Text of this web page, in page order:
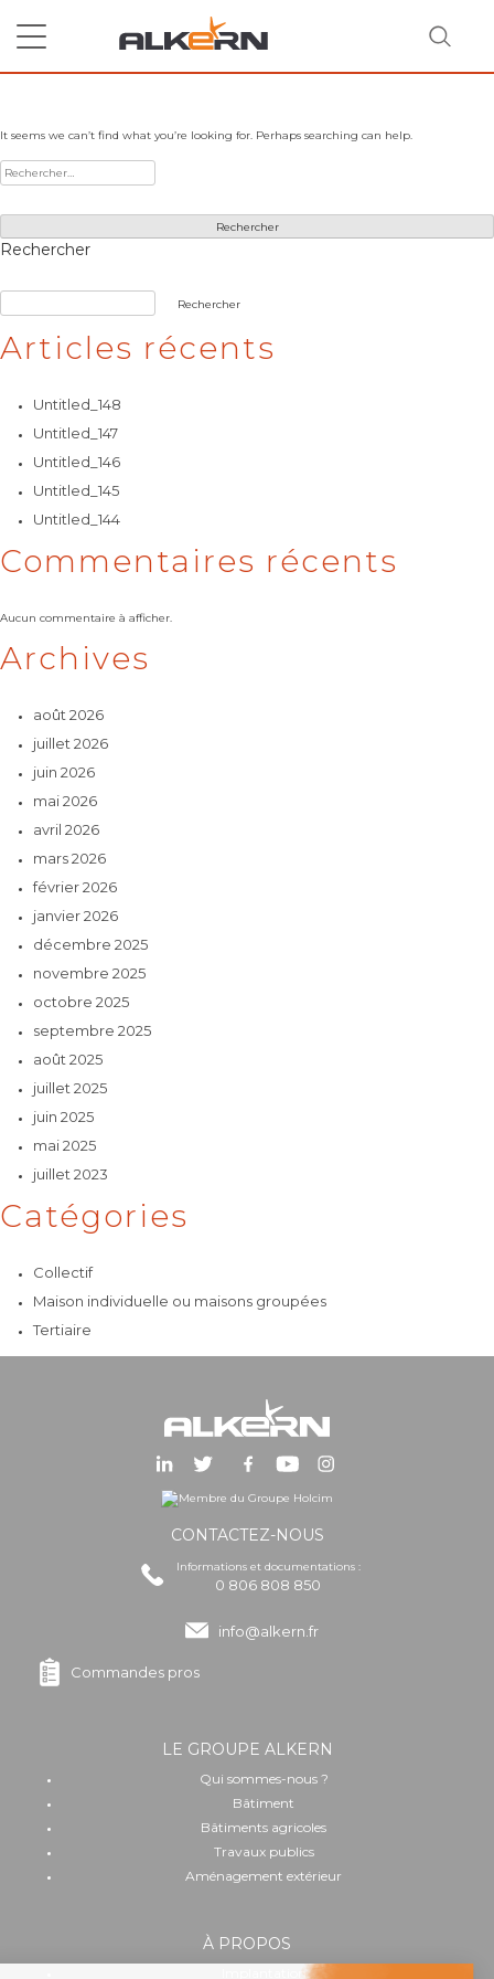
content
RECHERCHER
It seems we can’t find what you’re looking for. Perhaps searching can help.
Rechercher :
Rechercher
Rechercher
Articles récents
Untitled_148
Untitled_147
Untitled_146
Untitled_145
Untitled_144
Commentaires récents
Aucun commentaire à afficher.
Archives
août 2026
juillet 2026
juin 2026
mai 2026
avril 2026
mars 2026
février 2026
janvier 2026
décembre 2025
novembre 2025
octobre 2025
septembre 2025
août 2025
juillet 2025
juin 2025
mai 2025
juillet 2023
Catégories
Collectif
Maison individuelle ou maisons groupées
Tertiaire
CONTACTEZ-NOUS
Informations et documentations :
0 806 808 850
info@alkern.fr
Commandes pros
LE GROUPE ALKERN
Qui sommes-nous ?
Bâtiment
Bâtiments agricoles
Travaux publics
Aménagement extérieur
À PROPOS
Implantation